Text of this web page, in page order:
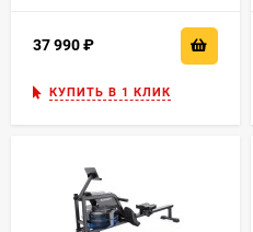
37 990
КУПИТЬ В 1 КЛИК